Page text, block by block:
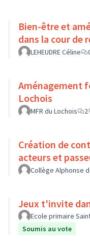
Bien-être et
dans la cour de
LEHEUDRE Céline
Aménagement
Lochois
MFR du Lochois 2
Création de
acteurs et
Collège Alphonse
Jeux t'invite
Ecole primaire
Soumis au vote